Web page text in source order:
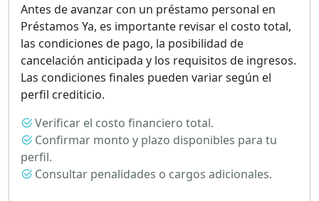
Antes de avanzar con un préstamo personal en
Préstamos Ya, es importante revisar el costo total,
las condiciones de pago, la posibilidad de
cancelación anticipada y los requisitos de ingresos.
Las condiciones finales pueden variar según el
perfil crediticio.
Verificar el costo financiero total.
Confirmar monto y plazo disponibles para tu
perfil.
Consultar penalidades o cargos adicionales.